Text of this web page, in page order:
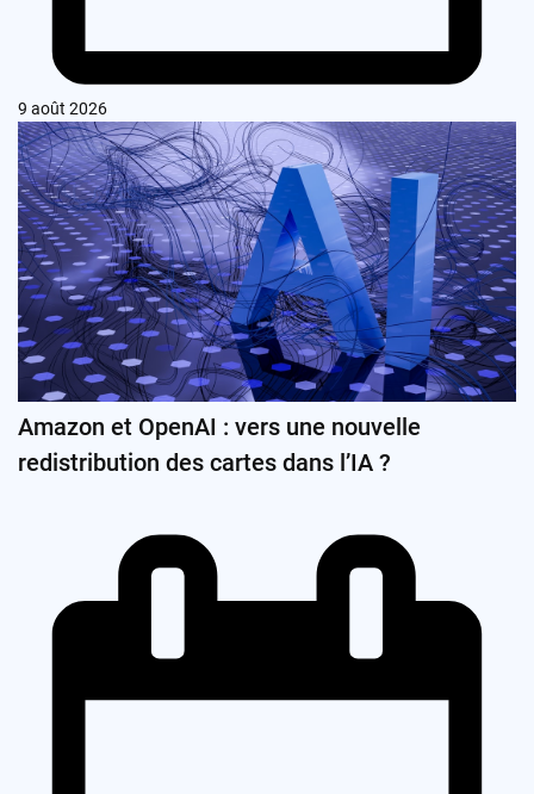
9 août 2026
Amazon et OpenAI : vers une nouvelle
redistribution des cartes dans l’IA ?